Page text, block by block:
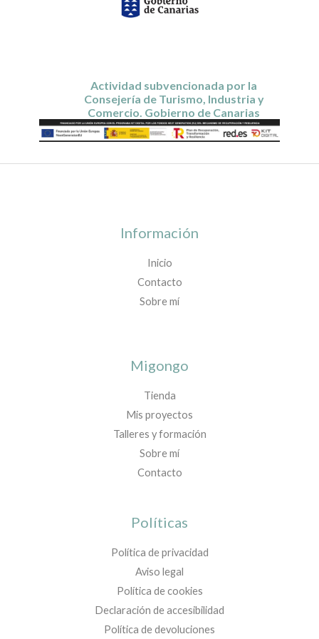
Actividad subvencionada por la
Consejería de Turismo, Industria y
Comercio. Gobierno de Canarias
Información
Inicio
Contacto
Sobre mí
Migongo
Tienda
Mis proyectos
Talleres y formación
Sobre mí
Contacto
Políticas
Política de privacidad
Aviso legal
Política de cookies
Declaración de accesibilidad
Política de devoluciones